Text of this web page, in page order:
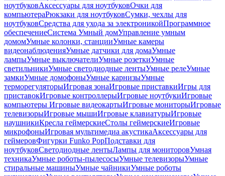
ноутбуковАксессуары для ноутбуковОчки для
компьютераРюкзаки для ноутбуковСумки, чехлы для
ноутбуковСредства для ухода за электроникойПрограммное
обеспечениеСистема Умный домУправление умным
домомУмные колонки, станцииУмные камеры
видеонаблюденияУмные датчики для домаУмные
лампыУмные выключателиУмные розеткиУмные
светильникиУмные светодиодные лентыУмные релеУмные
замкиУмные домофоныУмные карнизыУмные
терморегуляторыИгровая зонаИгровые приставкиИгры для
приставокИгровые контроллерыИгровые ноутбукиИгровые
компьютеры Игровые видеокартыИгровые мониторыИгровые
телевизорыИгровые мышиИгровые клавиатурыИгровые
наушникиКресла геймерскиеСтолы геймерскиеИгровые
микрофоныИгровая мультимедиа акустикаАксессуары для
геймеровФигурки Funko PopПодставки для
ноутбуковСветодиодные лентыЛампы для мониторовУмная
техникаУмные роботы-пылесосыУмные телевизорыУмные
стиральные машиныУмные чайникиУмные роботы